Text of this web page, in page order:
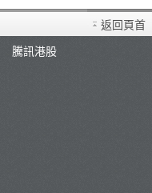
返回頁首
騰訊港股